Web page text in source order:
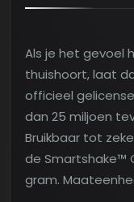
Als je het gevoel
thuishoort, laat
officieel
dan 25 miljoen
Bruikbaar tot
de Smartshake™
gram.